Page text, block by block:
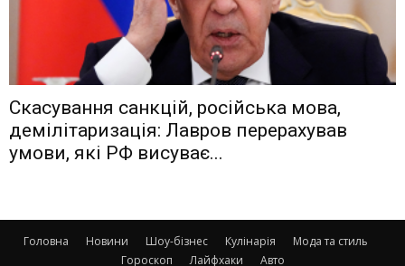
Скасування санкцій, російська мова,
демілітаризація: Лавров перерахував
умови, які РФ висуває...
Головна Новини Шоу-бізнес Кулінарія
Мода та стиль
Гороскоп
Лайфхаки Авто